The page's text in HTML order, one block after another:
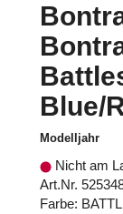
Blue/
Modelljahr
Nicht am
Art.Nr.
Farbe: